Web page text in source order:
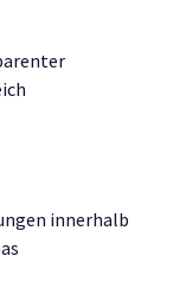
innerhalb